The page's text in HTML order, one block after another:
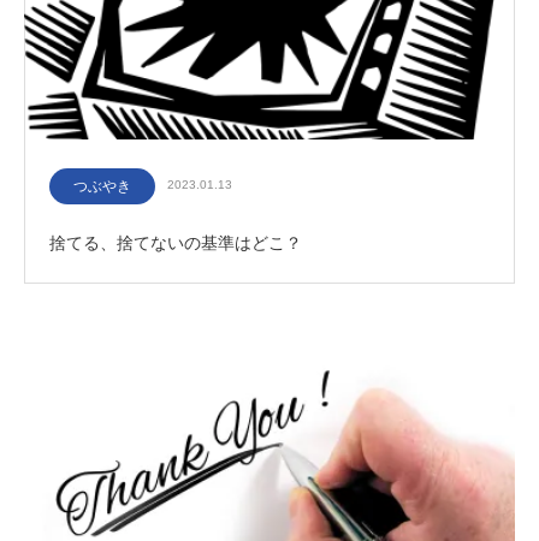
つぶやき 2023.01.13
捨てる、捨てないの基準はどこ？